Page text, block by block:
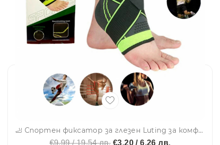
🦶 Спортен фиксатор за глезен Luting за комфорт при движение- от 36 до 44 номер - 1 бр. LT-2023
€9.99 / 19.54 лв.€3.20 / 6.26 лв.